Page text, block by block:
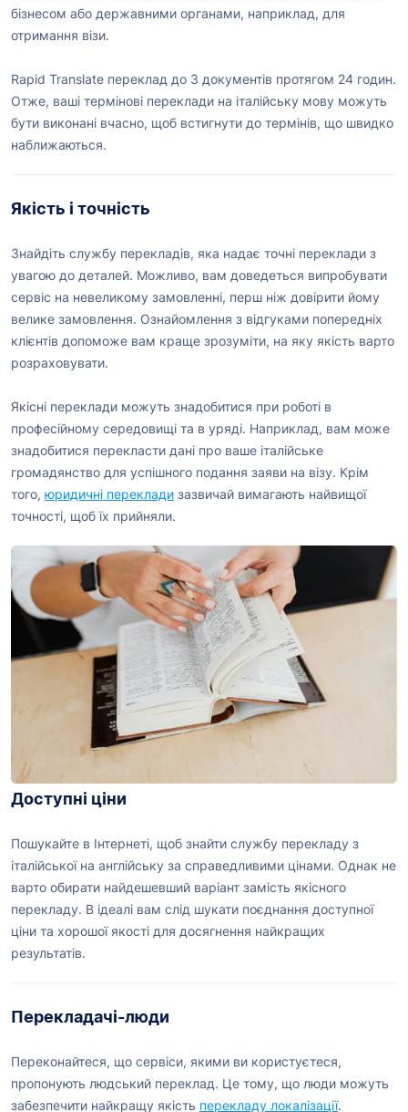
бізнесом або державними органами, наприклад, для
отримання візи.
Rapid Translate переклад до 3 документів протягом 24 годин.
Отже, ваші термінові переклади на італійську мову можуть
бути виконані вчасно, щоб встигнути до термінів, що швидко
наближаються.
Якість і точність
Знайдіть службу перекладів, яка надає точні переклади з
увагою до деталей. Можливо, вам доведеться випробувати
сервіс на невеликому замовленні, перш ніж довірити йому
велике замовлення. Ознайомлення з відгуками попередніх
клієнтів допоможе вам краще зрозуміти, на яку якість варто
розраховувати.
Якісні переклади можуть знадобитися при роботі в
професійному середовищі та в уряді. Наприклад, вам може
знадобитися перекласти дані про ваше італійське
громадянство для успішного подання заяви на візу. Крім
того, юридичні переклади зазвичай вимагають найвищої
точності, щоб їх прийняли.
Доступні ціни
Пошукайте в Інтернеті, щоб знайти службу перекладу з
італійської на англійську за справедливими цінами. Однак не
варто обирати найдешевший варіант замість якісного
перекладу. В ідеалі вам слід шукати поєднання доступної
ціни та хорошої якості для досягнення найкращих
результатів.
Перекладачі-люди
Переконайтеся, що сервіси, якими ви користуєтеся,
пропонують людський переклад. Це тому, що люди можуть
забезпечити найкращу якість перекладу локалізації.